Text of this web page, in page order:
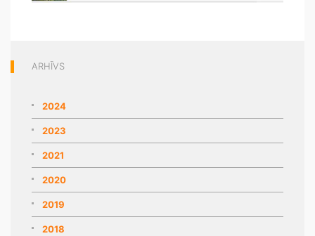
ARHĪVS
2024
2023
2021
2020
2019
2018